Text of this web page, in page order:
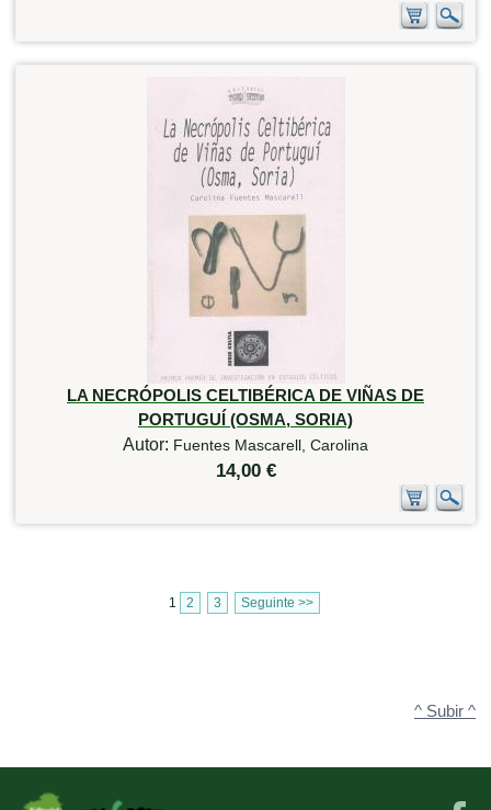
LA NECRÓPOLIS CELTIBÉRICA DE VIÑAS DE
PORTUGUÍ (OSMA, SORIA)
Autor: Fuentes Mascarell, Carolina
14,00 €
1 2 3 Seguinte >>
^ Subir ^